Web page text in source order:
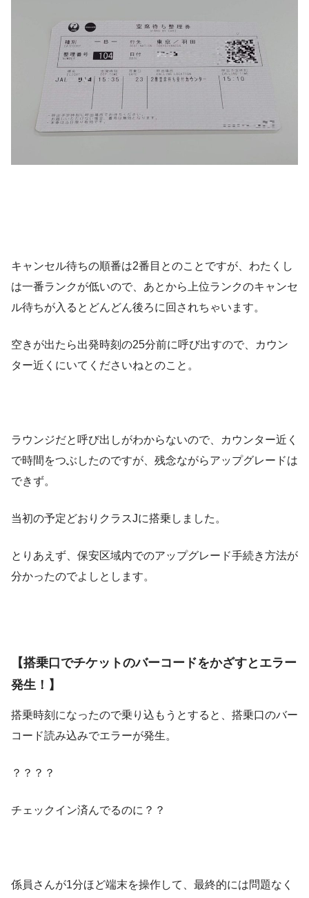
キャンセル待ちの順番は2番目とのことですが、わたくし
は一番ランクが低いので、あとから上位ランクのキャンセ
ル待ちが入るとどんどん後ろに回されちゃいます。
空きが出たら出発時刻の25分前に呼び出すので、カウン
ター近くにいてくださいねとのこと。
ラウンジだと呼び出しがわからないので、カウンター近く
で時間をつぶしたのですが、残念ながらアップグレードは
できず。
当初の予定どおりクラスJに搭乗しました。
とりあえず、保安区域内でのアップグレード手続き方法が
分かったのでよしとします。
【搭乗口でチケットのバーコードをかざすとエラー
発生！】
搭乗時刻になったので乗り込もうとすると、搭乗口のバー
コード読み込みでエラーが発生。
？？？？
チェックイン済んでるのに？？
係員さんが1分ほど端末を操作して、最終的には問題なく